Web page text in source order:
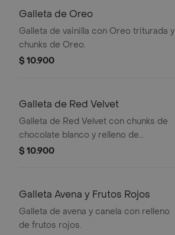
Galleta de Oreo
Galleta de vainilla con Oreo triturada y
chunks de Oreo.
$ 10.900
Galleta de Red Velvet
Galleta de Red Velvet con chunks de
chocolate blanco y relleno de
Cheesecake.
$ 10.900
Galleta Avena y Frutos Rojos
Galleta de avena y canela con relleno
de frutos rojos.